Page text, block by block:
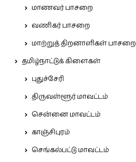
மாணவர் பாசறை
வணிகர் பாசறை
மாற்றுத் திறனாளிகள் பாசறை
தமிழ்நாட்டுக் கிளைகள்
புதுச்சேரி
திருவள்ளூர் மாவட்டம்
சென்னை மாவட்டம்
காஞ்சிபுரம்
செங்கல்பட்டு மாவட்டம்